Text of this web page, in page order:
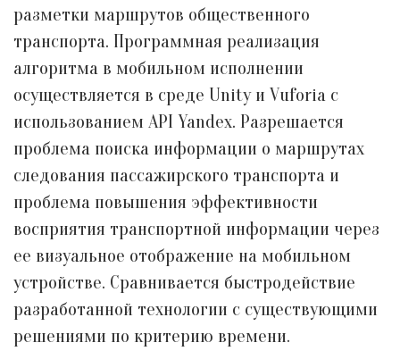
разметки маршрутов общественного
транспорта. Программная реализация
алгоритма в мобильном исполнении
осуществляется в среде Unity и Vuforia с
использованием API Yandex. Разрешается
проблема поиска информации о маршрутах
следования пассажирского транспорта и
проблема повышения эффективности
восприятия транспортной информации через
ее визуальное отображение на мобильном
устройстве. Сравнивается быстродействие
разработанной технологии с существующими
решениями по критерию времени.